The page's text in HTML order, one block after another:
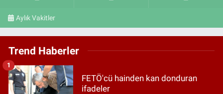
Aylık Vakitler
Trend Haberler
FETÖ'cü hainden kan donduran
ifadeler
1